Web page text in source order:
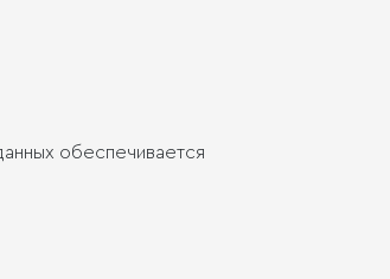
обеспечивается